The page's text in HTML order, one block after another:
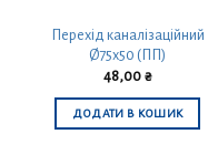
Перехід каналізаційний
Ø75х50 (ПП)
48,00 ₴
ДОДАТИ В КОШИК